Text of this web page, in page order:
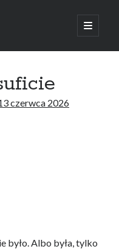
open
primary
czerwca 2026
było. Albo była, tylko